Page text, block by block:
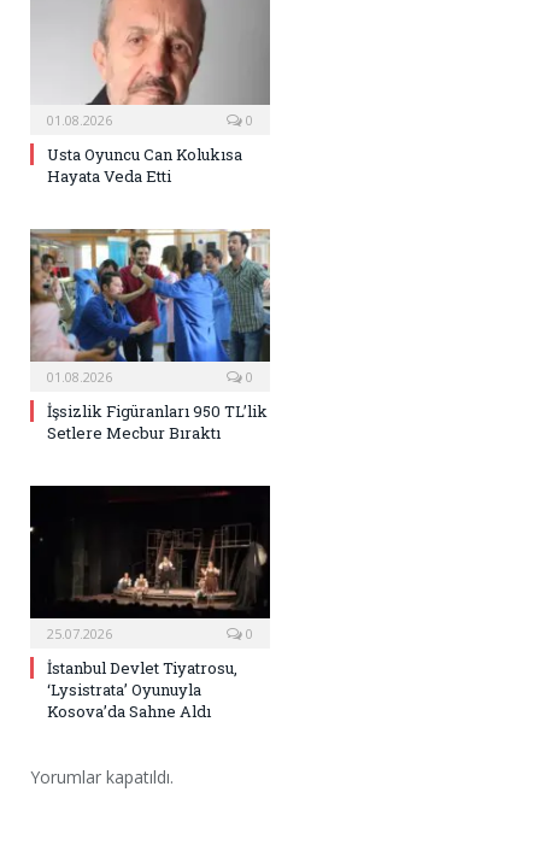
01.08.2026 0
Usta Oyuncu Can Kolukısa
Hayata Veda Etti
01.08.2026 0
İşsizlik Figüranları 950 TL’lik
Setlere Mecbur Bıraktı
25.07.2026 0
İstanbul Devlet Tiyatrosu,
‘Lysistrata’ Oyunuyla
Kosova’da Sahne Aldı
Yorumlar kapatıldı.